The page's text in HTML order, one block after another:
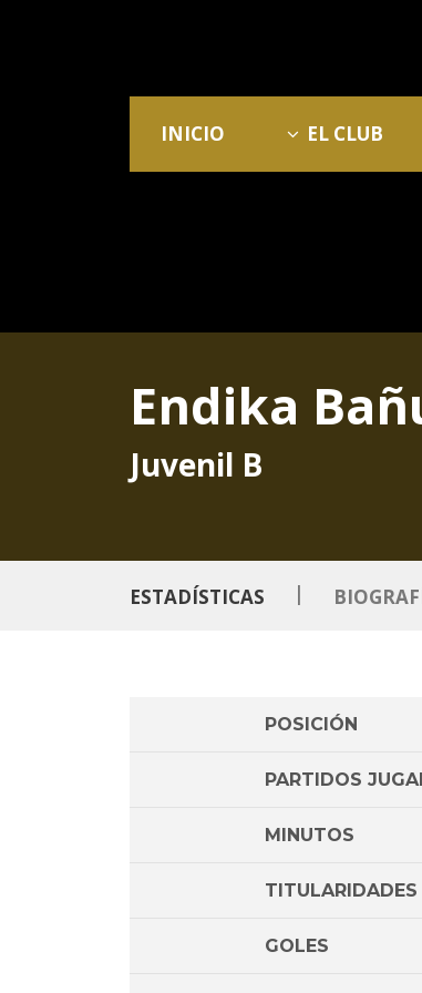
INICIO EL CLUB
Endika
Juvenil B
ESTADÍSTICAS |
POSICIÓN
PARTIDOS
MINUTOS
TITULARIDADES
GOLES